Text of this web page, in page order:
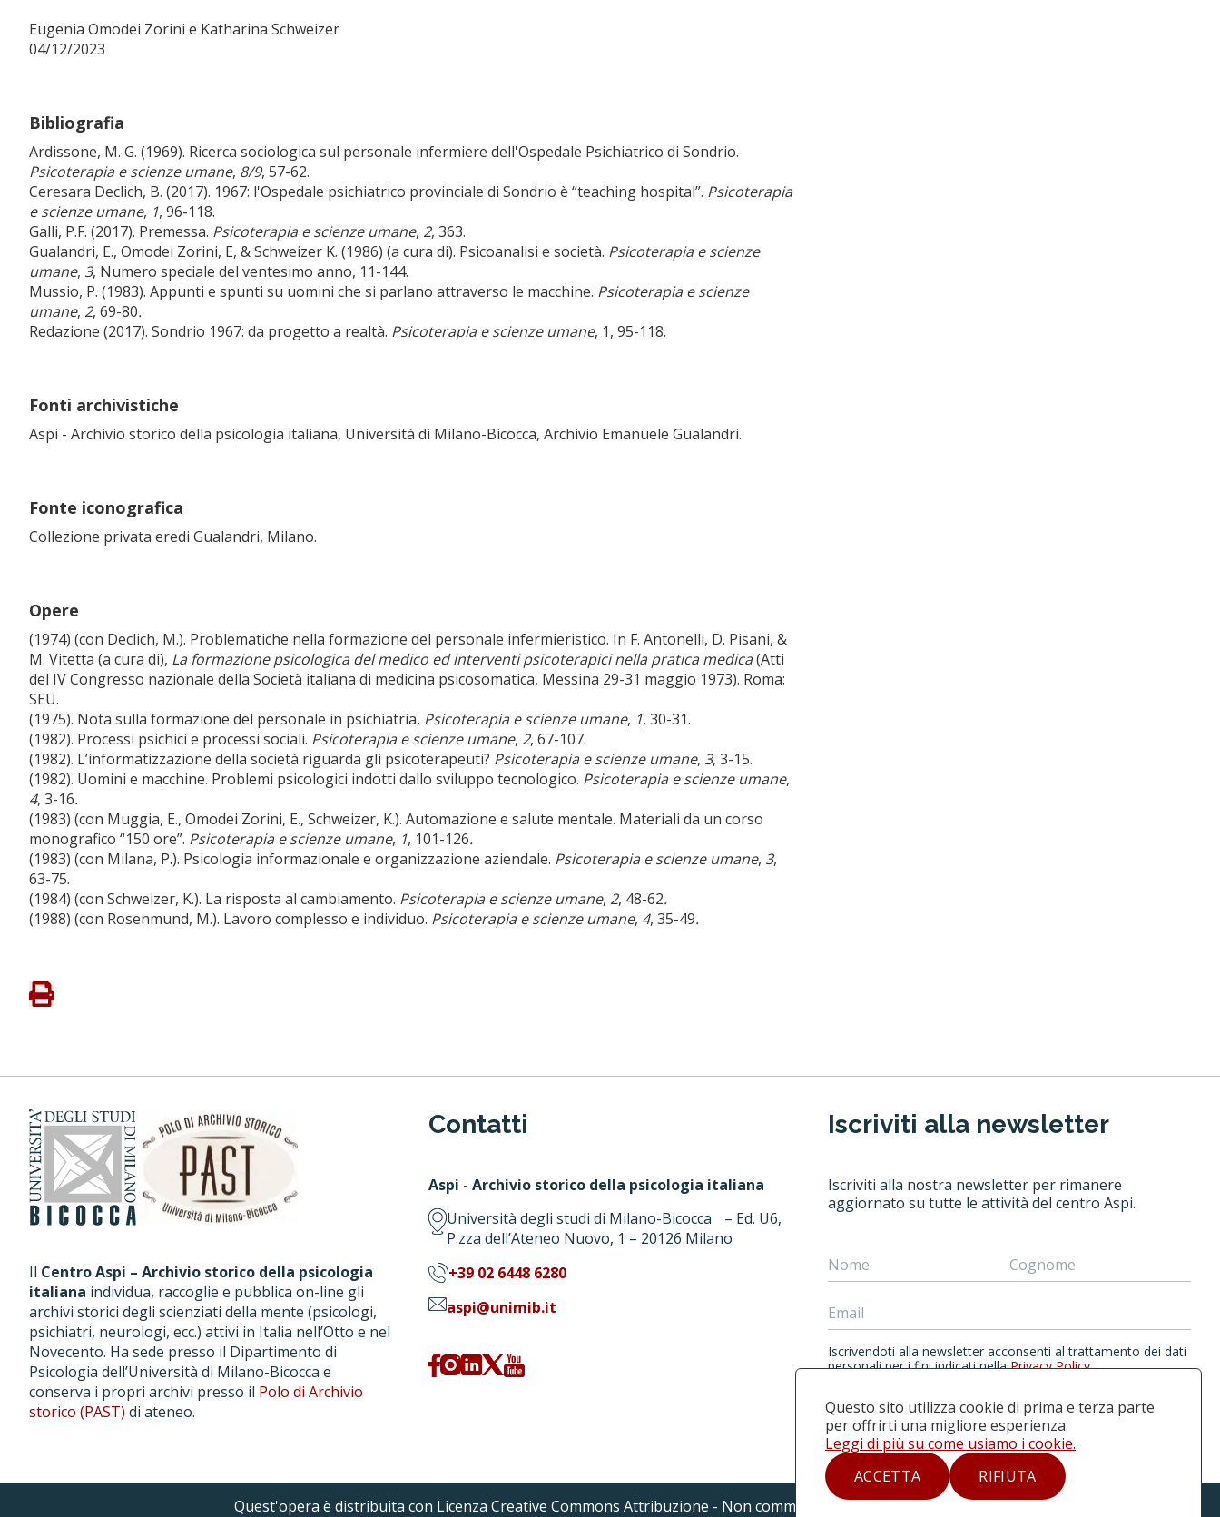
Eugenia Omodei Zorini e Katharina Schweizer
04/12/2023
Bibliografia
Ardissone, M. G. (1969). Ricerca sociologica sul personale infermiere dell'Ospedale Psichiatrico di Sondrio.
Psicoterapia e scienze umane, 8/9, 57-62.
Ceresara Declich, B. (2017). 1967: l'Ospedale psichiatrico provinciale di Sondrio è “teaching hospital”. Psicoterapia
e scienze umane, 1, 96-118.
Galli, P.F. (2017). Premessa. Psicoterapia e scienze umane, 2, 363.
Gualandri, E., Omodei Zorini, E, & Schweizer K. (1986) (a cura di). Psicoanalisi e società. Psicoterapia e scienze
umane, 3, Numero speciale del ventesimo anno, 11-144.
Mussio, P. (1983). Appunti e spunti su uomini che si parlano attraverso le macchine. Psicoterapia e scienze
umane, 2, 69-80.
Redazione (2017). Sondrio 1967: da progetto a realtà. Psicoterapia e scienze umane, 1, 95-118.
Fonti archivistiche
Aspi - Archivio storico della psicologia italiana, Università di Milano-Bicocca, Archivio Emanuele Gualandri.
Fonte iconografica
Collezione privata eredi Gualandri, Milano.
Opere
(1974) (con Declich, M.). Problematiche nella formazione del personale infermieristico. In F. Antonelli, D. Pisani, &
M. Vitetta (a cura di), La formazione psicologica del medico ed interventi psicoterapici nella pratica medica(Atti
del IV Congresso nazionale della Società italiana di medicina psicosomatica, Messina 29-31 maggio 1973). Roma:
SEU.
(1975). Nota sulla formazione del personale in psichiatria, Psicoterapia e scienze umane, 1, 30-31.
(1982). Processi psichici e processi sociali. Psicoterapia e scienze umane, 2, 67-107.
(1982). L’informatizzazione della società riguarda gli psicoterapeuti? Psicoterapia e scienze umane, 3, 3-15.
(1982). Uomini e macchine. Problemi psicologici indotti dallo sviluppo tecnologico. Psicoterapia e scienze umane,
4, 3-16.
(1983) (con Muggia, E., Omodei Zorini, E., Schweizer, K.). Automazione e salute mentale. Materiali da un corso
monografico “150 ore”. Psicoterapia e scienze umane, 1, 101-126.
(1983) (con Milana, P.). Psicologia informazionale e organizzazione aziendale. Psicoterapia e scienze umane, 3,
63-75.
(1984) (con Schweizer, K.). La risposta al cambiamento. Psicoterapia e scienze umane, 2, 48-62.
(1988) (con Rosenmund, M.). Lavoro complesso e individuo. Psicoterapia e scienze umane, 4, 35-49.
Il Centro Aspi – Archivio storico della psicologia
italiana individua, raccoglie e pubblica on-line gli
archivi storici degli scienziati della mente (psicologi,
psichiatri, neurologi, ecc.) attivi in Italia nell’Otto e nel
Novecento. Ha sede presso il Dipartimento di
Psicologia dell’Università di Milano-Bicocca e
conserva i propri archivi presso il Polo di Archivio
storico (PAST) di ateneo.
Contatti
Aspi - Archivio storico della psicologia italiana
Università degli studi di Milano-Bicocca – Ed. U6,
P.zza dell’Ateneo Nuovo, 1 – 20126 Milano
+39 02 6448 6280
aspi@unimib.it
Iscriviti alla newsletter
Iscriviti alla nostra newsletter per rimanere
aggiornato su tutte le attività del centro Aspi.
Iscrivendoti alla newsletter acconsenti al trattamento dei dati
personali per i fini indicati nellaPrivacy Policy.
ISCRIVITI ALLA NEWSLETTER
Quest'opera è distribuita con Licenza Creative Commons Attribuzione - Non commerciale - Non opere derivate
Questo sito utilizza cookie di prima e terza parte
per offrirti una migliore esperienza.
Leggi di più su come usiamo i cookie.
ACCETTA
RIFIUTA